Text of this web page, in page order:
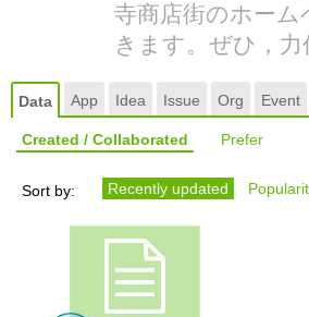
寺商店街のホー
きます。ぜひ，
Data App Idea Issue Org Event
Created / Collaborated Prefer
Sort by: Recently updated